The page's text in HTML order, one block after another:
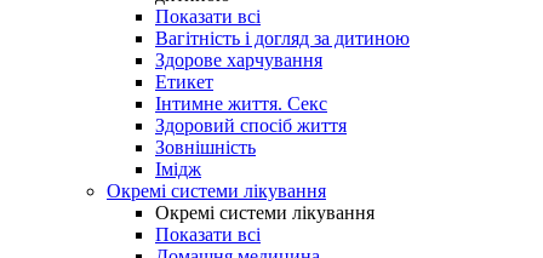
Показати всі
Вагітність і догляд за дитиною
Здорове харчування
Етикет
Інтимне життя. Секс
Здоровий спосіб життя
Зовнішність
Імідж
Окремі системи лікування
Окремі системи лікування
Показати всі